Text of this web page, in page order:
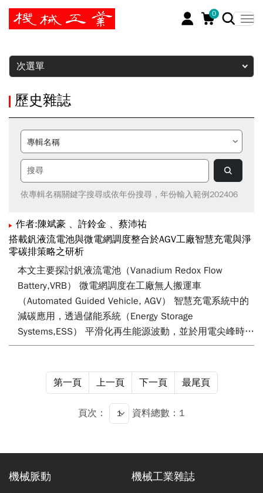
0
暫停
次選單
歷史雜誌
依專輯名稱關鍵字搜尋或依年份搜尋，年份輸入範例202406
作者:陳斌豪 、許鈴金 、蔡沛祐
搭載釩液流電池與微電網調度整合於AGV工廠智慧充電與淨
零碳排策略之研析
本文主要探討釩液流電池（Vanadium Redox Flow
Battery,VRB） 微電網調度在工廠無人搬運車
（Automated Guided Vehicle, AGV） 智慧充電系統中的
減碳應用，透過儲能系統（Energy Storage
Systems,ESS） 平滑化再生能源波動，並於用電尖峰時釋
放電能，達成削峰填谷與最佳能源效益目標，於分散式能
的系統之一；該系統具備高穩定性、長壽命、彈性設計與
功率易於擴充等特性，有助於提升再生能源利用率並優化
局部工業場域AGV充電管理。本文介紹利用
Matlab/Simulink軟體建構微電網系統模型，並對應所設
BMS） 與生產排程調度，降低對市電依賴，以期有效減
少碳排放並促進智慧工廠實現低碳轉型與淨零碳排目標。
第一頁 上一頁 下一頁 最尾頁
頁次： 資料總數：1
機械脈動 機械工業雜誌